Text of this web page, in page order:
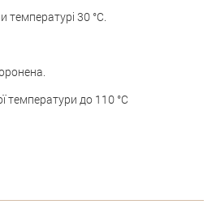
температурі 30 °С.
температури до 110 °С